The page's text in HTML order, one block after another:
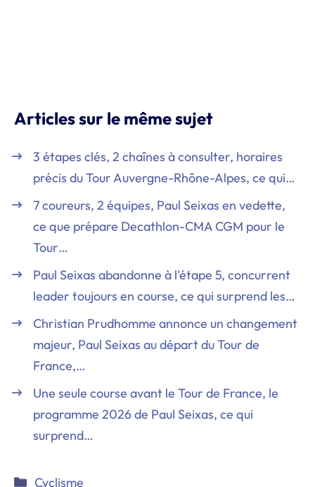
Articles sur le même sujet
3 étapes clés, 2 chaînes à consulter, horaires
précis du Tour Auvergne-Rhône-Alpes, ce qui…
7 coureurs, 2 équipes, Paul Seixas en vedette,
ce que prépare Decathlon-CMA CGM pour le
Tour…
Paul Seixas abandonne à l'étape 5, concurrent
leader toujours en course, ce qui surprend les…
Christian Prudhomme annonce un changement
majeur, Paul Seixas au départ du Tour de
France,…
Une seule course avant le Tour de France, le
programme 2026 de Paul Seixas, ce qui
surprend…
Catégories
Cyclisme